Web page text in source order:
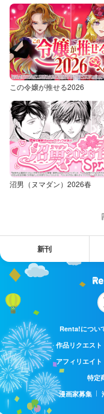
この令嬢が推せる2026
沼男（ヌマダン）2026春
新刊
Renta!につい
作品リクエスト
アフィリエイト
特定
漫画家募集